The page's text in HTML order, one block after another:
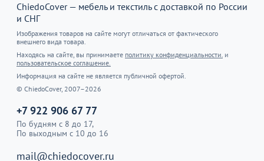
ChiedoCover — мебель и текстиль с доставкой по России
и СНГ
Изображения товаров на сайте могут отличаться от фактического
внешнего вида товара.
Находясь на сайте, вы принимаете политику конфиденциальности. и
пользовательское соглашение.
Информация на сайте не является публичной офертой.
© ChiedoCover, 2007–2026
+7 922 906 67 77
По будням с 8 до 17,
По выходным с 10 до 16
mail@chiedocover.ru